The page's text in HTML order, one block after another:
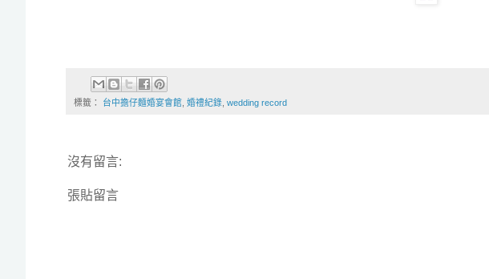
標籤： 台中擔仔麵婚宴會館 婚禮紀錄 wedding record
沒有留言:
張貼留言